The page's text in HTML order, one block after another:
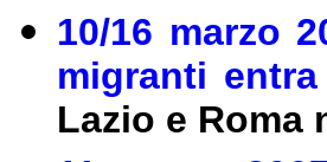
10/16 marzo
migranti entra
Lazio e Roma